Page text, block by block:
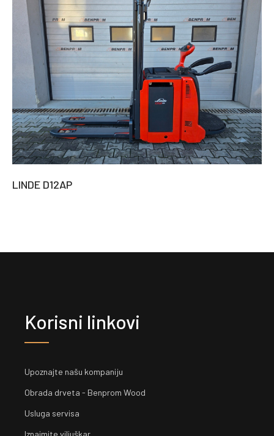
LINDE D12AP
Korisni linkovi
Upoznajte našu kompaniju
Obrada drveta - Benprom Wood
Usluga servisa
Iznajmite viljuškar